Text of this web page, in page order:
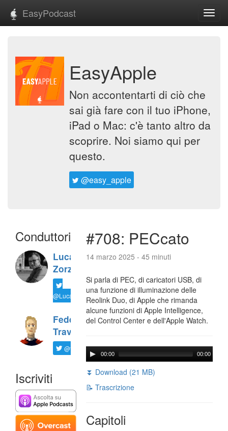
EasyPodcast
EasyApple
Non accontentarti di ciò che
sai già fare con il tuo iPhone,
iPad o Mac: c'è tanto altro da
scoprire. Noi siamo qui per
questo.
@easy_apple
Conduttori
Luca
Zorzi
@LucaTNT
Federico
Travaini
@ftrava
Iscriviti
#708: PECcato
14 marzo 2025 - 45 minuti
Si parla di PEC, di caricatori USB, di
una funzione di illuminazione delle
Reolink Duo, di Apple che rimanda
alcune funzioni di Apple Intelligence,
del Control Center e dell'Apple Watch.
00:00 00:00
⏬ Download (21 MB)
📝 Trascrizione
Capitoli